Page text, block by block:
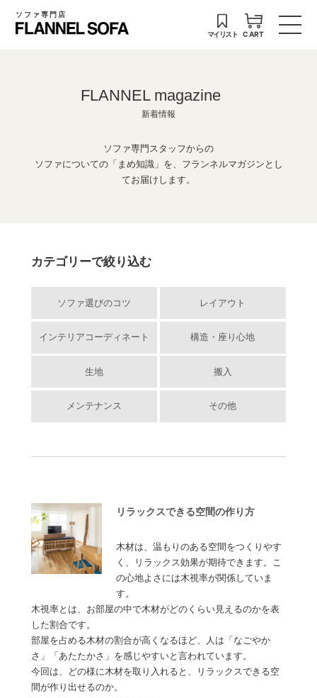
ソファ専門店
マイリスト CART
FLANNEL magazine
新着情報
ソファ専門スタッフからの
ソファについての「まめ知識」を、フランネルマガジンとし
てお届けします。
カテゴリーで絞り込む
ソファ選びのコツ レイアウト
インテリアコーディネート 構造・座り心地
生地 搬入
メンテナンス その他
リラックスできる空間の作り方
木材は、温もりのある空間をつくりやす
く、リラックス効果が期待できます。こ
の心地よさには木視率が関係していま
す。
木視率とは、お部屋の中で木材がどのくらい見えるのかを表
した割合です。
部屋を占める木材の割合が高くなるほど、人は「なごやか
さ」「あたたかさ」を感じやすいと言われています。
今回は、どの様に木材を取り入れると、リラックスできる空
間が作り出せるのか。